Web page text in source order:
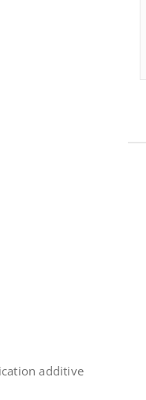
additive